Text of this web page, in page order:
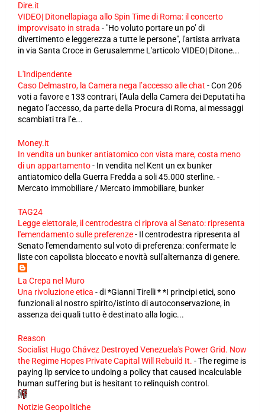
Dire.it
VIDEO| Ditonellapiaga allo Spin Time di Roma: il concerto
improvvisato in strada - "Ho voluto portare un po’ di
divertimento e leggerezza a tutte le persone", l'artista arrivata
in via Santa Croce in Gerusalemme L'articolo VIDEO| Ditone...
L'Indipendente
Caso Delmastro, la Camera nega l’accesso alle chat -Con 206
voti a favore e 133 contrari, l’Aula della Camera dei Deputati ha
negato l’accesso, da parte della Procura di Roma, ai messaggi
scambiati tra l’e...
Money.it
In vendita un bunker antiatomico con vista mare, costa meno
di un appartamento- In vendita nel Kent un ex bunker
antiatomico della Guerra Fredda a soli 45.000 sterline. -
Mercato immobiliare / Mercato immobiliare, bunker
TAG24
Legge elettorale, il centrodestra ci riprova al Senato: ripresenta
l'emendamento sulle preferenze- Il centrodestra ripresenta al
Senato l'emendamento sul voto di preferenza: confermate le
liste con capolista bloccato e novità sull'alternanza di genere.
La Crepa nel Muro
Una rivoluzione etica -di *Gianni Tirelli * *I principi etici, sono
funzionali al nostro spirito/istinto di autoconservazione, in
assenza dei quali tutto è destinato alla logic...
Reason
Socialist Hugo Chávez Destroyed Venezuela's Power Grid. Now
the Regime Hopes Private Capital Will Rebuild It. -The regime is
paying lip service to undoing a policy that caused incalculable
human suffering but is hesitant to relinquish control.
Notizie Geopolitiche